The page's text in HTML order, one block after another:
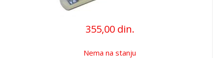
355,00 din.
Nema na stanju